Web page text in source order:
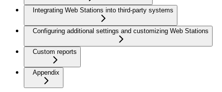
Integrating Web Stations into third-party systems
Configuring additional settings and customizing Web Stations
Custom reports
Appendix